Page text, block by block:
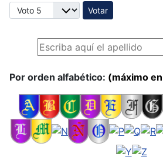
Por favor, vote
Por orden alfabético: (máximo